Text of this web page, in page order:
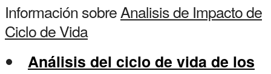
Información sobreAnalisis de Impacto de
Ciclo de Vida
Análisis del ciclo de vida de los